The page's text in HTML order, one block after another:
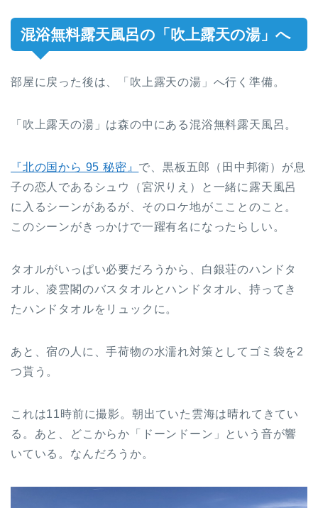
混浴無料露天風呂の「吹上露天の湯」へ
部屋に戻った後は、「吹上露天の湯」へ行く準備。
「吹上露天の湯」は森の中にある混浴無料露天風呂。
『北の国から 95 秘密』 で、黒板五郎（田中邦衛）が息
子の恋人であるシュウ（宮沢りえ）と一緒に露天風呂
に入るシーンがあるが、そのロケ地がこことのこと。
このシーンがきっかけで一躍有名になったらしい。
タオルがいっぱい必要だろうから、白銀荘のハンドタ
オル、凌雲閣のバスタオルとハンドタオル、持ってき
たハンドタオルをリュックに。
あと、宿の人に、手荷物の水濡れ対策としてゴミ袋を2
つ貰う。
これは11時前に撮影。朝出ていた雲海は晴れてきてい
る。あと、どこからか「ドーンドーン」という音が響
いている。なんだろうか。